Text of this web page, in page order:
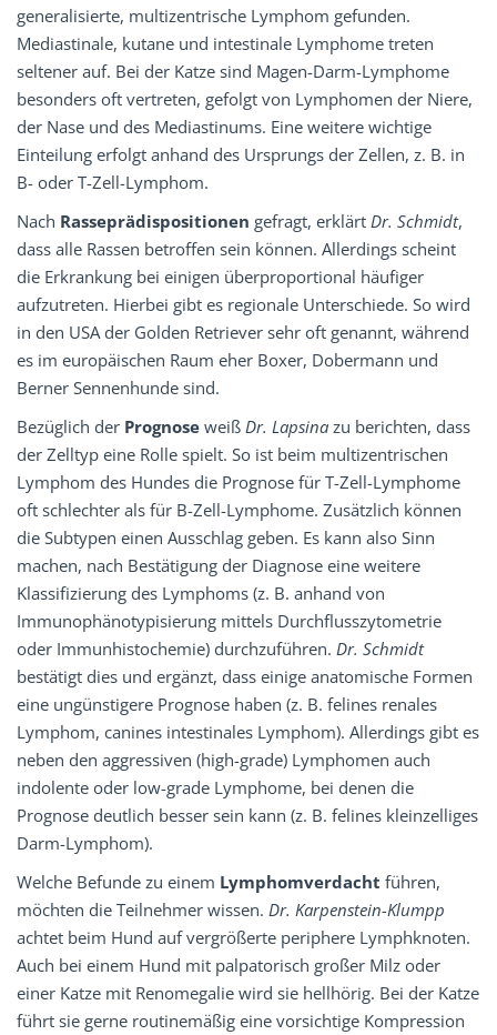
generalisierte, multizentrische Lymphom gefunden.
Mediastinale, kutane und intestinale Lymphome treten
seltener auf. Bei der Katze sind Magen-Darm-Lymphome
besonders oft vertreten, gefolgt von Lymphomen der Niere,
der Nase und des Mediastinums. Eine weitere wichtige
Einteilung erfolgt anhand des Ursprungs der Zellen, z. B. in
B- oder T-Zell-Lymphom.
Nach Rasseprädispositionen gefragt, erklärt Dr. Schmidt,
dass alle Rassen betroffen sein können. Allerdings scheint
die Erkrankung bei einigen überproportional häufiger
aufzutreten. Hierbei gibt es regionale Unterschiede. So wird
in den USA der Golden Retriever sehr oft genannt, während
es im europäischen Raum eher Boxer, Dobermann und
Berner Sennenhunde sind.
Bezüglich der Prognose weiß Dr. Lapsina zu berichten, dass
der Zelltyp eine Rolle spielt. So ist beim multizentrischen
Lymphom des Hundes die Prognose für T-Zell-Lymphome
oft schlechter als für B-Zell-Lymphome. Zusätzlich können
die Subtypen einen Ausschlag geben. Es kann also Sinn
machen, nach Bestätigung der Diagnose eine weitere
Klassifizierung des Lymphoms (z. B. anhand von
Immunophänotypisierung mittels Durchflusszytometrie
oder Immunhistochemie) durchzuführen. Dr. Schmidt
bestätigt dies und ergänzt, dass einige anatomische Formen
eine ungünstigere Prognose haben (z. B. felines renales
Lymphom, canines intestinales Lymphom). Allerdings gibt es
neben den aggressiven (high-grade) Lymphomen auch
indolente oder low-grade Lymphome, bei denen die
Prognose deutlich besser sein kann (z. B. felines kleinzelliges
Darm-Lymphom).
Welche Befunde zu einem Lymphomverdacht führen,
möchten die Teilnehmer wissen. Dr. Karpenstein­-Klumpp
achtet beim Hund auf vergrößerte periphere Lymphknoten.
Auch bei einem Hund mit palpatorisch großer Milz oder
einer Katze mit Renomegalie wird sie hellhörig. Bei der Katze
führt sie gerne routinemäßig eine vorsichtige Kompression